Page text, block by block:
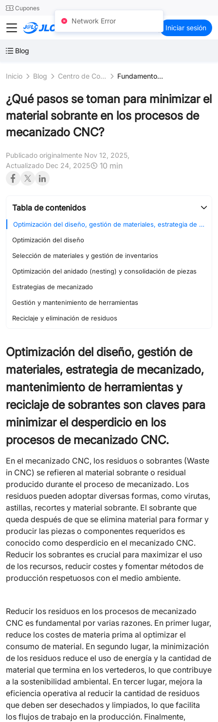
24SMTCupones
JLCCNC Iniciar sesión
Blog
Inicio Blog Centro de Conocimiento Fundamentos del Mecanizado CNC
¿Qué pasos se toman para minimizar el
material sobrante en los procesos de
mecanizado CNC?
Publicado originalmente Nov 12, 2025,
Actualizado Dec 24, 2025
10 min
Tabla de contenidos
Optimización del diseño, gestión de materiales, estrategia de mecanizado, mantenimiento de herramientas y reciclaje de sobrantes son claves para minimizar el desperdicio en los procesos de mecanizado CNC.
Optimización del diseño
Selección de materiales y gestión de inventarios
Optimización del anidado (nesting) y consolidación de piezas
Estrategias de mecanizado
Gestión y mantenimiento de herramientas
Reciclaje y eliminación de residuos
Optimización del diseño, gestión de
materiales, estrategia de mecanizado,
mantenimiento de herramientas y
reciclaje de sobrantes son claves para
minimizar el desperdicio en los
procesos de mecanizado CNC.
En el mecanizado CNC, los residuos o sobrantes (Waste
in CNC) se refieren al material sobrante o residual
producido durante el proceso de mecanizado. Los
residuos pueden adoptar diversas formas, como virutas,
astillas, recortes y material sobrante. El sobrante que
queda después de que se elimina material para formar y
producir las piezas o componentes requeridos es
conocido como desperdicio en el mecanizado CNC.
Reducir los sobrantes es crucial para maximizar el uso
de los recursos, reducir costes y fomentar métodos de
producción respetuosos con el medio ambiente.
Reducir los residuos en los procesos de mecanizado
CNC es fundamental por varias razones. En primer lugar,
reduce los costes de materia prima al optimizar el
consumo de material. En segundo lugar, la minimización
de los residuos reduce el uso de energía y la cantidad de
material que termina en los vertederos, lo que contribuye
a la sostenibilidad ambiental. En tercer lugar, mejora la
eficiencia operativa al reducir la cantidad de residuos
que deben ser desechados y limpiados, lo que facilita
los flujos de trabajo en la producción. Finalmente,
Network Error